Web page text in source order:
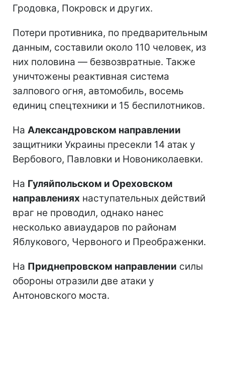
Гродовка, Покровск и других.
Потери противника, по предварительным
данным, составили около 110 человек, из
них половина — безвозвратные. Также
уничтожены реактивная система
залпового огня, автомобиль, восемь
единиц спецтехники и 15 беспилотников.
На Александровском направлении
защитники Украины пресекли 14 атак у
Вербового, Павловки и Новониколаевки.
На Гуляйпольском и Ореховском
направлениях наступательных действий
враг не проводил, однако нанес
несколько авиаударов по районам
Яблукового, Червоного и Преображенки.
На Приднепровском направлении силы
обороны отразили две атаки у
Антоновского моста.